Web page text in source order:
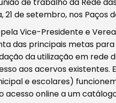
de setembro, nos Paços
Vice-Presidente e
das principais metas
da utilização em
aos acervos existentes.
e escolares)
acesso online a um